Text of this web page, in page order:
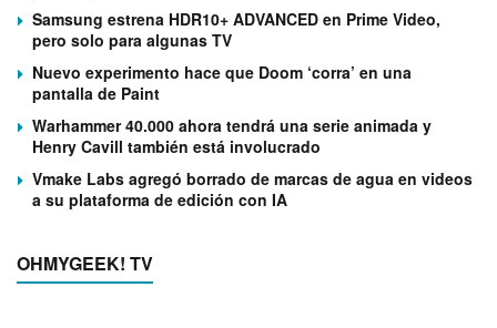
Samsung estrena HDR10+ ADVANCED en Prime Video,
pero solo para algunas TV
Nuevo experimento hace que Doom ‘corra’ en una
pantalla de Paint
Warhammer 40.000 ahora tendrá una serie animada y
Henry Cavill también está involucrado
Vmake Labs agregó borrado de marcas de agua en videos
a su plataforma de edición con IA
OHMYGEEK! TV